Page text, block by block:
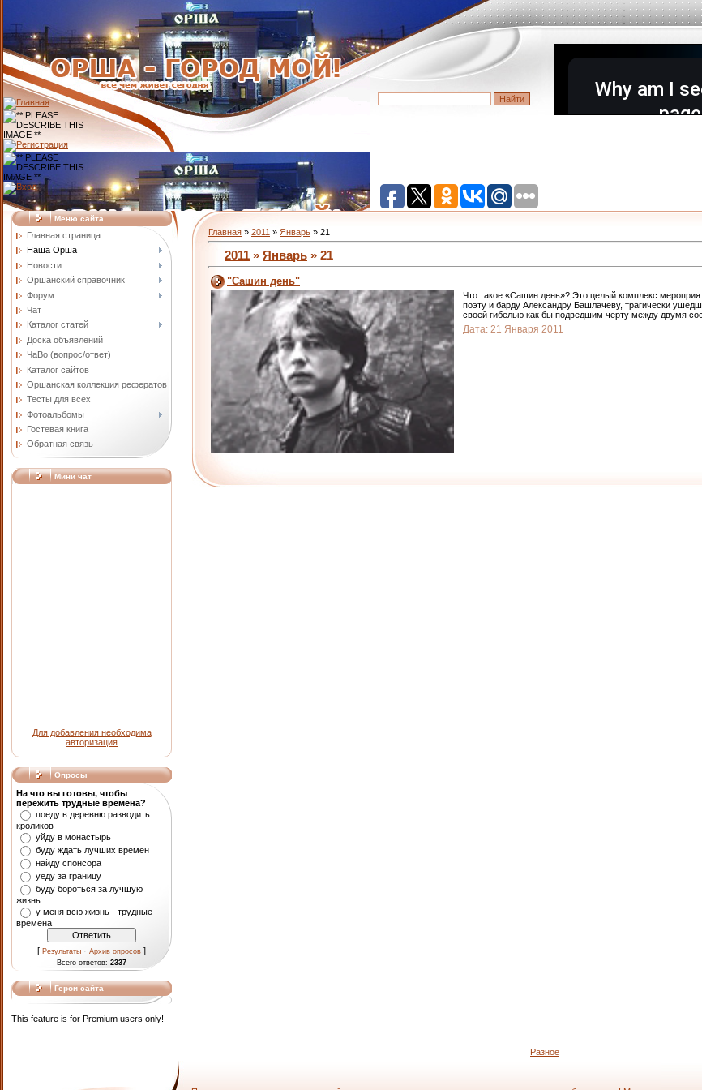
Меню сайта
Главная страница
Наша Орша
Новости
Оршанский справочник
Форум
Чат
Каталог статей
Доска объявлений
ЧаВо (вопрос/ответ)
Каталог сайтов
Оршанская коллекция рефератов
Тесты для всех
Фотоальбомы
Гостевая книга
Обратная связь
Мини чат
Для добавления необходима
авторизация
Опросы
На что вы готовы, чтобы
пережить трудные времена?
поеду в деревню разводить
кроликов
уйду в монастырь
буду ждать лучших времен
найду спонсора
уеду за границу
буду бороться за лучшую
жизнь
у меня всю жизнь - трудные
времена
[ Результаты · Архив опросов ]
Всего ответов: 2337
Герои сайта
This feature is for Premium users only!
Главная » 2011 » Январь » 21
2011 » Январь » 21
"Сашин день"
Что такое «Сашин день»? Это целый комплекс
поэту и барду Александру Башлачеву, трагически
своей гибелью как бы подведшим черту между двумя
Дата: 21 Января 2011
Разное